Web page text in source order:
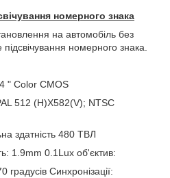
номерного знака
на автомобіль без
номерного знака.
" Color CMOS
512 (H)X582(V); NTSC
здатність 480 ТВЛ
1.9mm 0.1Lux об'єктив:
градусів Синхронізації: